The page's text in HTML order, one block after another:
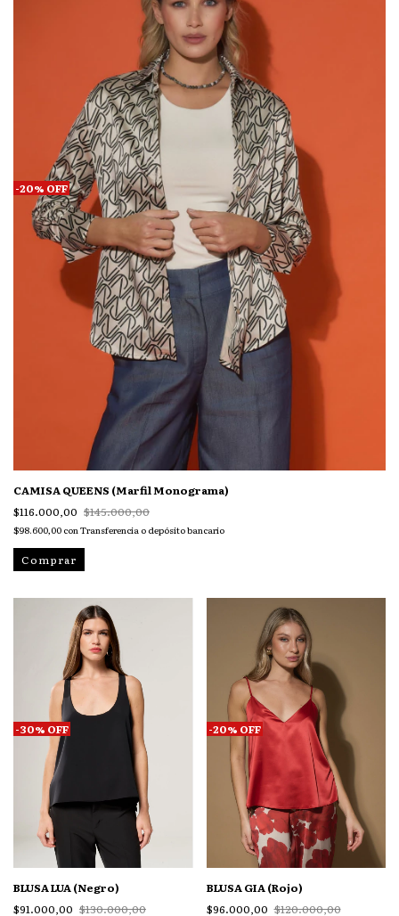
-20% OFF
CAMISA QUEENS (Marfil Monograma)
$116.000,00 $145.000,00
$98.600,00 conTransferencia o depósito bancario
Comprar
-30% OFF
BLUSA LUA (Negro)
$91.000,00 $130.000,00
-20% OFF
BLUSA GIA (Rojo)
$96.000,00 $120.000,00